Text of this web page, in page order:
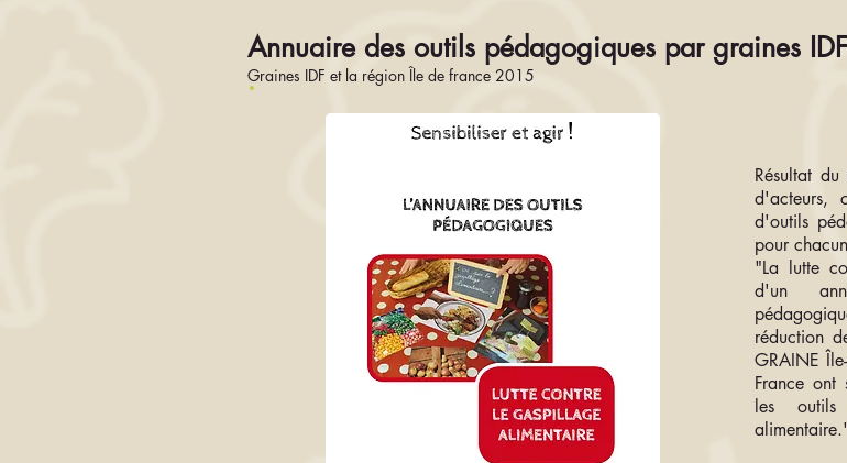
Annuaire des outils pédagogiques par graines IDF
Graines IDF et la région Île de france 2015
Résultat
d'acteurs,
d'outils
pour
"La lutte
d'un
réduction
GRAINE
France ont
les